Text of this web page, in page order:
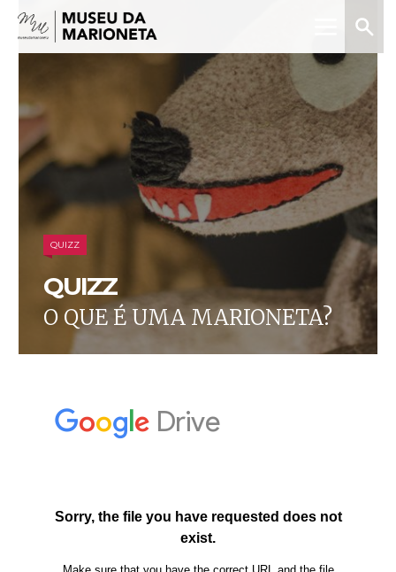
Museu
da
Marioneta
QUIZZ
QUIZZ
O QUE É UMA MARIONETA?